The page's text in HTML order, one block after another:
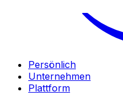
Persönlich
Unternehmen
Plattform